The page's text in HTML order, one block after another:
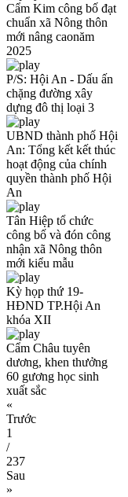
Cẩm Kim công bố đạt
chuẩn xã Nông thôn
mới nâng caonăm
2025
P/S: Hội An - Dấu ấn
chặng đường xây
dựng đô thị loại 3
UBND thành phố Hội
An: Tổng kết kết thúc
hoạt động của chính
quyền thành phố Hội
An
Tân Hiệp tổ chức
công bố và đón công
nhận xã Nông thôn
mới kiểu mẫu
Kỳ họp thứ 19-
HĐND TP.Hội An
khóa XII
Cẩm Châu tuyên
dương, khen thưởng
60 gương học sinh
xuất sắc
«
Trước
1
/
237
Sau
»